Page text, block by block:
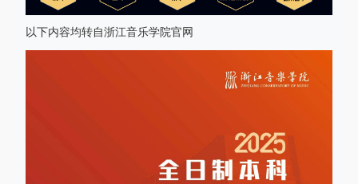
以下内容均转自浙江音乐学院官网